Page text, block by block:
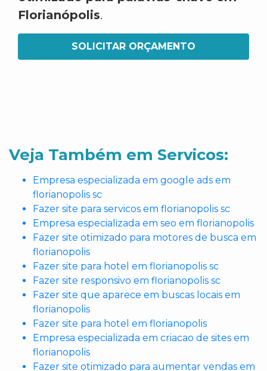
Florianópolis.
SOLICITAR ORÇAMENTO
Veja Também em Servicos:
Empresa especializada em google ads em
florianopolis sc
Fazer site para servicos em florianopolis sc
Empresa especializada em seo em florianopolis
Fazer site otimizado para motores de busca em
florianopolis
Fazer site para hotel em florianopolis sc
Fazer site responsivo em florianopolis sc
Fazer site que aparece em buscas locais em
florianopolis
Fazer site para hotel em florianopolis
Empresa especializada em criacao de sites em
florianopolis
Fazer site otimizado para aumentar vendas em